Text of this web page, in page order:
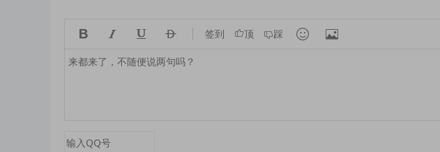
    签到 顶 踩  